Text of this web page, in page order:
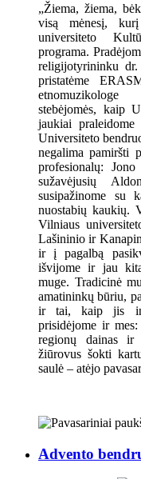
„Žiema, žiema,
visą mėnesį,
universiteto
programa.
religijotyrininku
pristatėme
stebėjomės, kaip
jaukiai praleidome
Universiteto
negalima pamiršti
profesionalų:
sužavėjusių
susipažinome su
nuostabių kaukių.
Vilniaus
Lašininio ir
ir į pagalbą
išvijome ir jau
muge. Tradicinė
amatininkų būriu,
ir tai, kaip jis
prisidėjome ir
regionų dainas ir
žiūrovus šokti
saulė – atėjo
Advento